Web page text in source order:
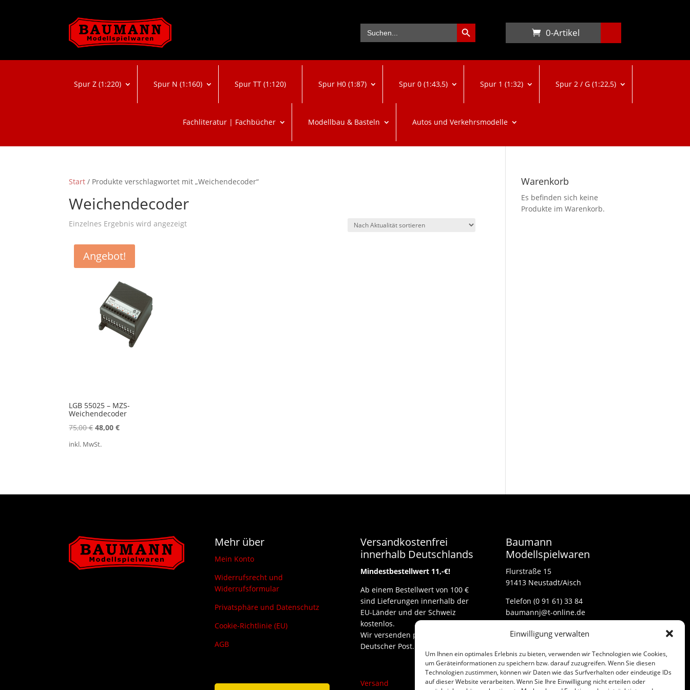
Einwilligung verwalten
Um Ihnen ein optimales Erlebnis zu bieten, verwenden wir Technologien wie Cookies,
um Geräteinformationen zu speichern bzw. darauf zuzugreifen. Wenn Sie diesen
Technologien zustimmen, können wir Daten wie das Surfverhalten oder eindeutige IDs
auf dieser Website verarbeiten. Wenn Sie Ihre Einwilligung nicht erteilen oder
Search
for:
Search Button
0-Artikel
Spur Z (1:220) Spur N (1:160) Spur TT (1:120) Spur H0 (1:87) Spur 0 (1:43,5) Spur 1 (1:32) Spur 2 / G (1:22,5)
Fachliteratur | Fachbücher Modellbau & Basteln Autos und Verkehrsmodelle
Start / Produkte verschlagwortet mit „Weichendecoder“
Weichendecoder
Einzelnes Ergebnis wird angezeigt
Angebot!
LGB 55025 – MZS-
Weichendecoder
75,00€Ursprünglicher
48,00€Aktueller
inkl. MwSt.
Warenkorb
Es befinden sich keine
Produkte im Warenkorb.
Mehr über
Mein Konto
Widerrufsrecht und
Widerrufsformular
Privatsphäre und Datenschutz
Cookie-Richtlinie (EU)
AGB
Versandkostenfrei
innerhalb Deutschlands
Mindestbestellwert 11,-€!
Ab einem Bestellwert von 100 €
sind Lieferungen innerhalb der
EU-Länder und der Schweiz
kostenlos.
Wir versenden per DHL und
Deutscher Post.
Versand
Baumann
Modellspielwaren
Flurstraße 15
91413 Neustadt/Aisch
Telefon (0 91 61) 33 84
baumannj@t-online.de
Kontakt
Impressum